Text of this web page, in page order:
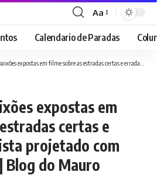
Font
Resizer
Aa
Calendario de Paradas
em filme sobre as estradas certas e erradas do artista projetado com álbum de 1975 | Blog do Mauro Ferreira
expostas em
certas e
projetado com
Blog do Mauro